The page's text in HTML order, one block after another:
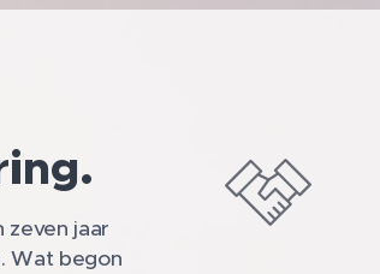
zeven jaar
Wat begon